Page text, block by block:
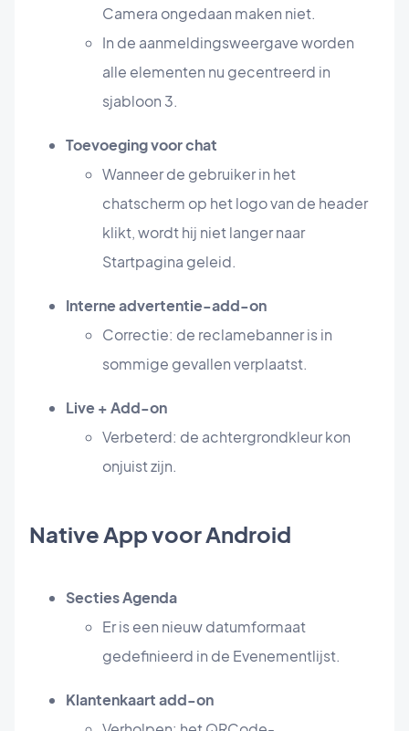
Camera ongedaan maken niet.
In de aanmeldingsweergave worden
alle elementen nu gecentreerd in
sjabloon 3.
Toevoeging voor chat
Wanneer de gebruiker in het
chatscherm op het logo van de header
klikt, wordt hij niet langer naar
Startpagina geleid.
Interne advertentie-add-on
Correctie: de reclamebanner is in
sommige gevallen verplaatst.
Live + Add-on
Verbeterd: de achtergrondkleur kon
onjuist zijn.
Native App voor Android
Secties Agenda
Er is een nieuw datumformaat
gedefinieerd in de Evenementlijst.
Klantenkaart add-on